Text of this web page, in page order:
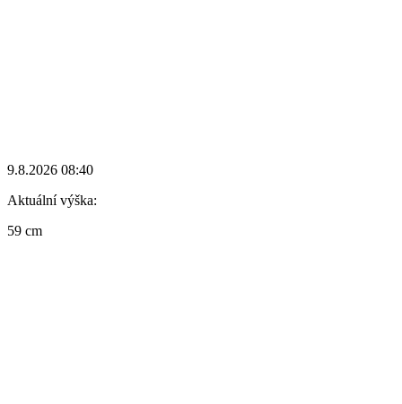
9.8.2026 08:40
Aktuální výška:
59 cm